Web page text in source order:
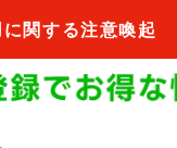
関する注意喚起